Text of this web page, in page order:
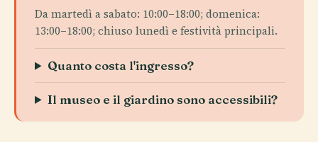
Da martedì a sabato: 10:00–18:00; domenica:
13:00–18:00; chiuso lunedì e festività principali.
Quanto costa l'ingresso?
Il museo e il giardino sono accessibili?